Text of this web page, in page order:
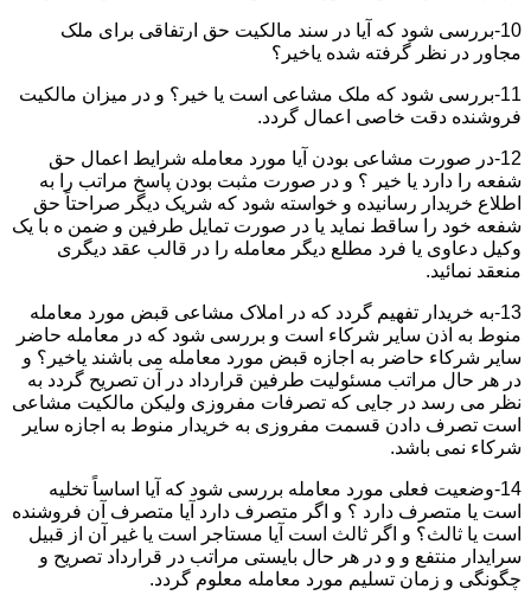
10-بررسی شود که آیا در سند مالکیت حق ارتفاقی برای ملک
مجاور در نظر گرفته شده یاخیر؟
11-بررسی شود که ملک مشاعی است یا خیر؟ و در میزان مالکیت
فروشنده دقت خاصی اعمال گردد.
12-در صورت مشاعی بودن آیا مورد معامله شرایط اعمال حق
شفعه را دارد یا خیر ؟ و در صورت مثبت بودن پاسخ مراتب را به
اطلاع خریدار رسانیده و خواسته شود که شریک دیگر صراحتاً حق
شفعه خود را ساقط نماید یا در صورت تمایل طرفین و ضمن ه با یک
وکیل دعاوی یا فرد مطلع دیگر معامله را در قالب عقد دیگری
منعقد نمائید.
13-به خریدار تفهیم گردد که در املاک مشاعی قبض مورد معامله
منوط به اذن سایر شرکاء است و بررسی شود که در معامله حاضر
سایر شرکاء حاضر به اجازه قبض مورد معامله می باشند یاخیر؟ و
در هر حال مراتب مسئولیت طرفین قرارداد در آن تصریح گردد به
نظر می رسد در جایی که تصرفات مفروزی ولیکن مالکیت مشاعی
است تصرف دادن قسمت مفروزی به خریدار منوط به اجازه سایر
شرکاء نمی باشد.
14-وضعیت فعلی مورد معامله بررسی شود که آیا اساساً تخلیه
است یا متصرف دارد ؟ و اگر متصرف دارد آیا متصرف آن فروشنده
است یا ثالث؟ و اگر ثالث است آیا مستاجر است یا غیر آن از قبیل
سرایدار منتفع و و در هر حال بایستی مراتب در قرارداد تصریح و
چگونگی و زمان تسلیم مورد معامله معلوم گردد.